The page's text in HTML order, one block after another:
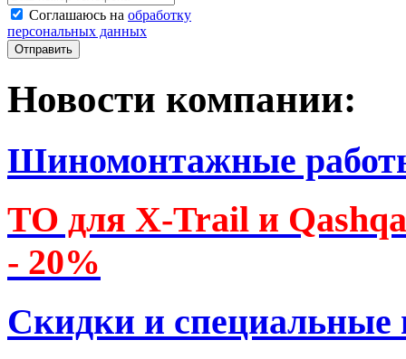
Соглашаюсь на обработку
персональных данных
Новости компании:
Шиномонтажные
ТО для X-Trail и
- 20%
Скидки и специальные